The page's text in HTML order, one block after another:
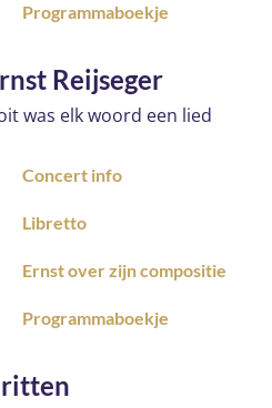
Programmaboekje
Reijseger
was elk woord een lied
Concert info
Libretto
Ernst over zijn compositie
Programmaboekje